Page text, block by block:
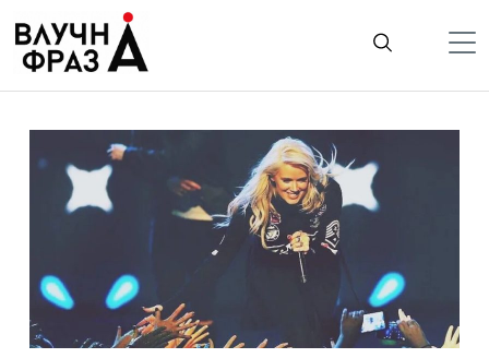
содержимому
Гроші
Життя
ТехноНаука
Людина